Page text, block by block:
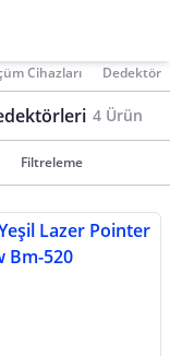
Cihazları Dedektör
4 Ürün
Filtreleme